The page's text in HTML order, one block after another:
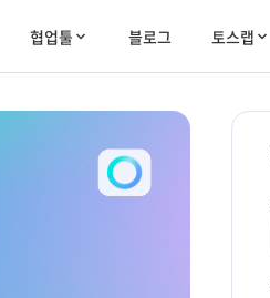
협업툴 블로그 토스랩